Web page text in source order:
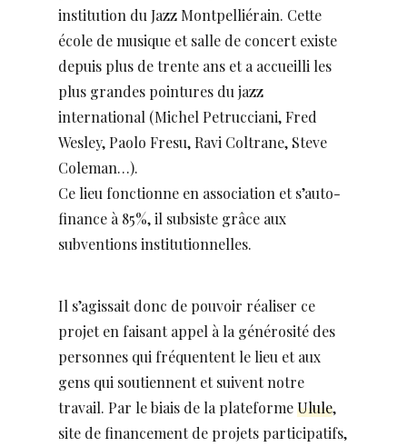
institution du Jazz Montpelliérain. Cette
école de musique et salle de concert existe
depuis plus de trente ans et a accueilli les
plus grandes pointures du jazz
international (Michel Petrucciani, Fred
Wesley, Paolo Fresu, Ravi Coltrane, Steve
Coleman…).
Ce lieu fonctionne en association et s’auto-
finance à 85%, il subsiste grâce aux
subventions institutionnelles.
Il s’agissait donc de pouvoir réaliser ce
projet en faisant appel à la générosité des
personnes qui fréquentent le lieu et aux
gens qui soutiennent et suivent notre
travail. Par le biais de la plateformeUlule,
site de financement de projets participatifs,